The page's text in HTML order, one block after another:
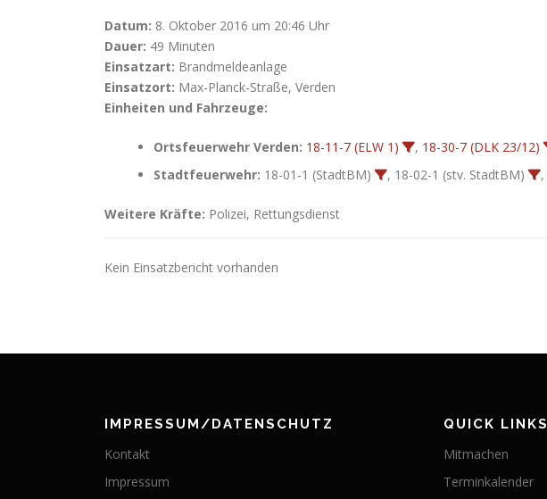
Datum: 8. Oktober 2016 um 20:46 Uhr
Dauer: 49 Minuten
Einsatzart: Brandmeldeanlage
Einsatzort: Max-Planck-Straße, Verden
Einheiten und Fahrzeuge:
Ortsfeuerwehr Verden: 18-11-7 (ELW 1) , 18-30-7 (DLK 23/12)
Stadtfeuerwehr: 18-01-1 (StadtBM) , 18-02-1 (stv. StadtBM) ,
Weitere Kräfte: Polizei, Rettungsdienst
Kein Einsatzbericht vorhanden
IMPRESSUM/DATENSCHUTZ
Kontakt
Impressum
QUICK LINKS
Mitmachen
Terminkalender